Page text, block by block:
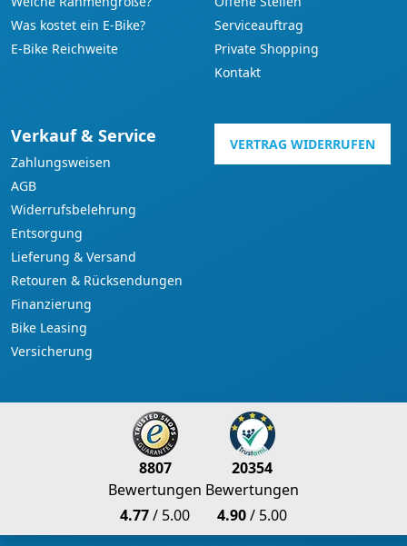
Was kostet ein E-Bike?
E-Bike Reichweite
Serviceauftrag
Private Shopping
Kontakt
Verkauf & Service
Zahlungsweisen
AGB
Widerrufsbelehrung
Entsorgung
Lieferung & Versand
Retouren & Rücksendungen
Finanzierung
Bike Leasing
Versicherung
VERTRAG WIDERRUFEN
8807
Bewertungen
4.77/ 5.00
20354
Bewertungen
4.90/ 5.00